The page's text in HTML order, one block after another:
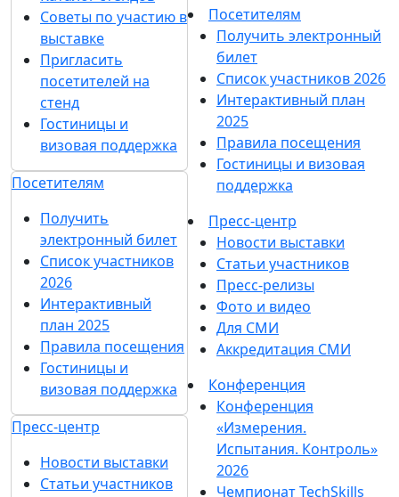
Советы по участию в
выставке
Пригласить
посетителей на
стенд
Гостиницы и
визовая поддержка
Посетителям
Получить
электронный билет
Список участников
2026
Интерактивный
план 2025
Правила посещения
Гостиницы и
визовая поддержка
Пресс-центр
Новости выставки
Статьи участников
Посетителям
Получить электронный
билет
Список участников 2026
Интерактивный план
2025
Правила посещения
Гостиницы и визовая
поддержка
Пресс-центр
Новости выставки
Статьи участников
Пресс-релизы
Фото и видео
Для СМИ
Аккредитация СМИ
Конференция
Конференция
«Измерения.
Испытания. Контроль»
2026
Чемпионат TechSkills